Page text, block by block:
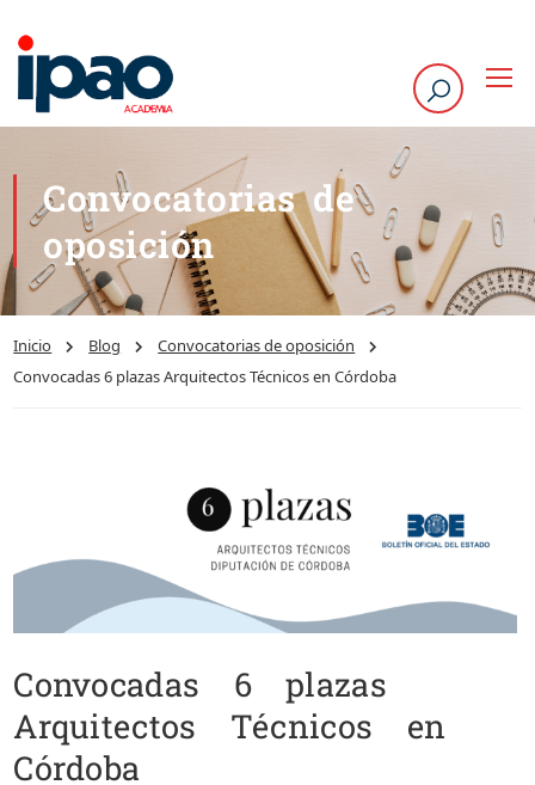
Convocatorias de
oposición
Inicio Blog
Convocatorias de oposición
Convocadas 6 plazas Arquitectos Técnicos en Córdoba
Convocadas 6 plazas
Arquitectos Técnicos en
Córdoba